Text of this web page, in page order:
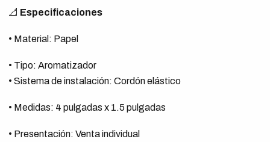
📐 Especificaciones
• Material: Papel
• Tipo: Aromatizador
• Sistema de instalación: Cordón elástico
• Medidas: 4 pulgadas x 1.5 pulgadas
• Presentación: Venta individual